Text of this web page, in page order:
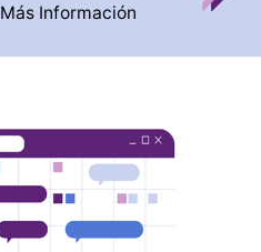
Más Información